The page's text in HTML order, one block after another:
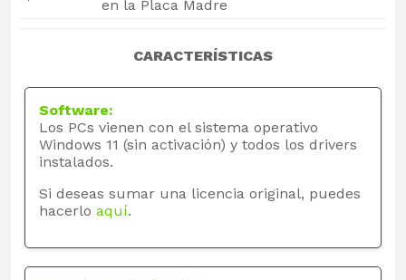
en la Placa Madre
CARACTERÍSTICAS
Software:
Los PCs vienen con el sistema operativo
Windows 11 (sin activación) y todos los drivers
instalados.
Si deseas sumar una licencia original, puedes
hacerlo aquí.